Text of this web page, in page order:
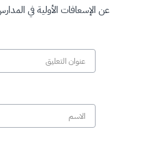
عن الإسعافات الأولية في المدارس،